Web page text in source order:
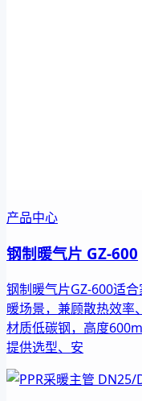
产品中心
钢制暖气片 GZ-600
钢制暖气片GZ-600适
暖场景，兼顾散热效率
材质低碳钢，高度
提供选型、安